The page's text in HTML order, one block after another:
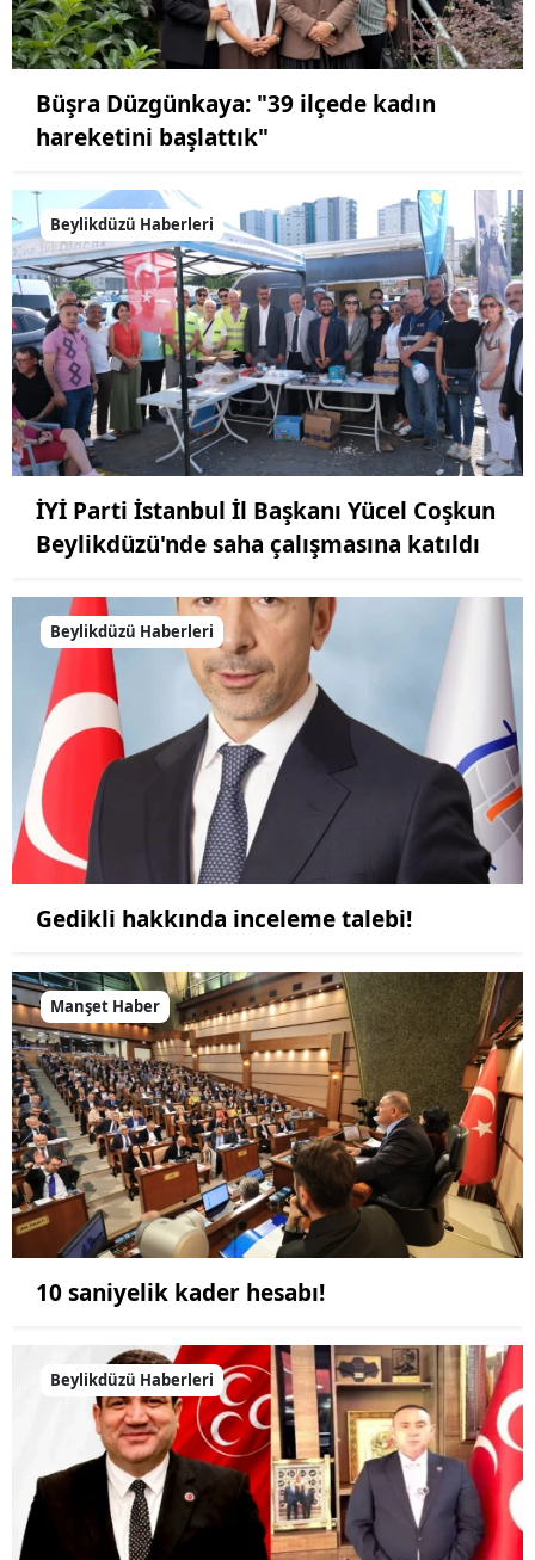
Büşra Düzgünkaya: "39 ilçede kadın
hareketini başlattık"
Beylikdüzü Haberleri
İYİ Parti İstanbul İl Başkanı Yücel Coşkun
Beylikdüzü'nde saha çalışmasına katıldı
Beylikdüzü Haberleri
Gedikli hakkında inceleme talebi!
Manşet Haber
10 saniyelik kader hesabı!
Beylikdüzü Haberleri